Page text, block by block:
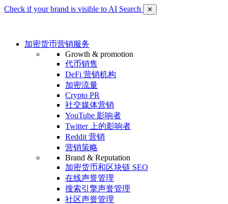
Check if your brand is visible to AI Search ✕
加密货币营销服务
Growth & promotion
代币销售
DeFi 营销机构
加密流量
Crypto PR
社交媒体营销
YouTube 影响者
Twitter 上的影响者
Reddit 营销
营销策略
Brand & Reputation
加密货币和区块链 SEO
在线声誉管理
搜索引擎声誉管理
社区声誉管理